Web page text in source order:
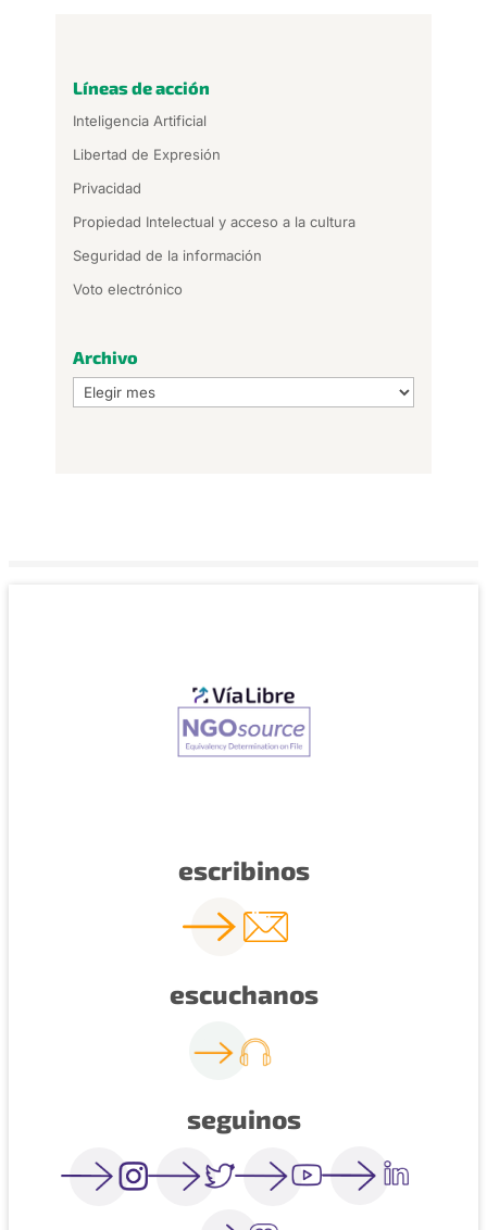
Líneas de acción
Inteligencia Artificial
Libertad de Expresión
Privacidad
Propiedad Intelectual y acceso a la cultura
Seguridad de la información
Voto electrónico
Archivo
Archivo
escribinos
escuchanos
seguinos